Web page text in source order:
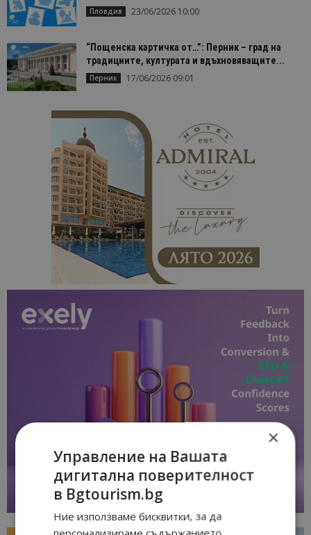
Пловдив 23/06/2026 10:00
“Пощенска картичка от…”: Перник – град на
традициите, културата и вдъхновяващите...
Перник 17/06/2026 09:01
×
Управление на Вашата
дигитална поверителност
в Bgtourism.bg
Ние използваме бисквитки, за да